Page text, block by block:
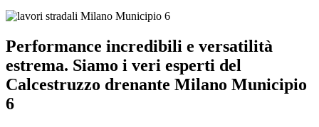
Performance incredibili e versatilità
estrema. Siamo i veri esperti del
Calcestruzzo drenante Milano Municipio
6